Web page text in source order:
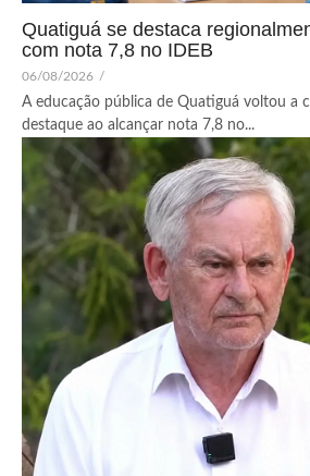
Quatiguá se destaca
com nota 7,8 no IDEB
06/08/2026 /
A educação pública de Quatiguá voltou a
destaque ao alcançar nota 7,8 no...